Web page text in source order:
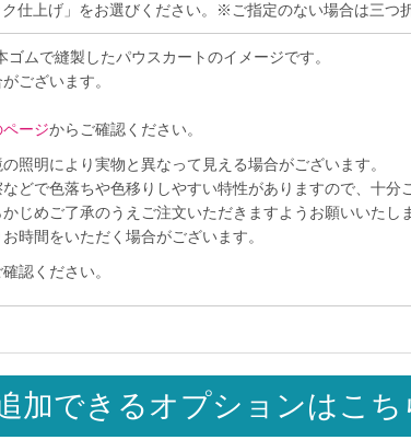
仕上げ」をお選びください。※ご指定のない場合は三つ
ムで縫製したパウスカートのイメージです。
ございます。
ージからご確認ください。
照明により実物と異なって見える場合がございます。
どで色落ちや色移りしやすい特性がありますので、十分
じめご了承のうえご注文いただきますようお願いいたし
時間をいただく場合がございます。
認ください。
加できるオプションはこち